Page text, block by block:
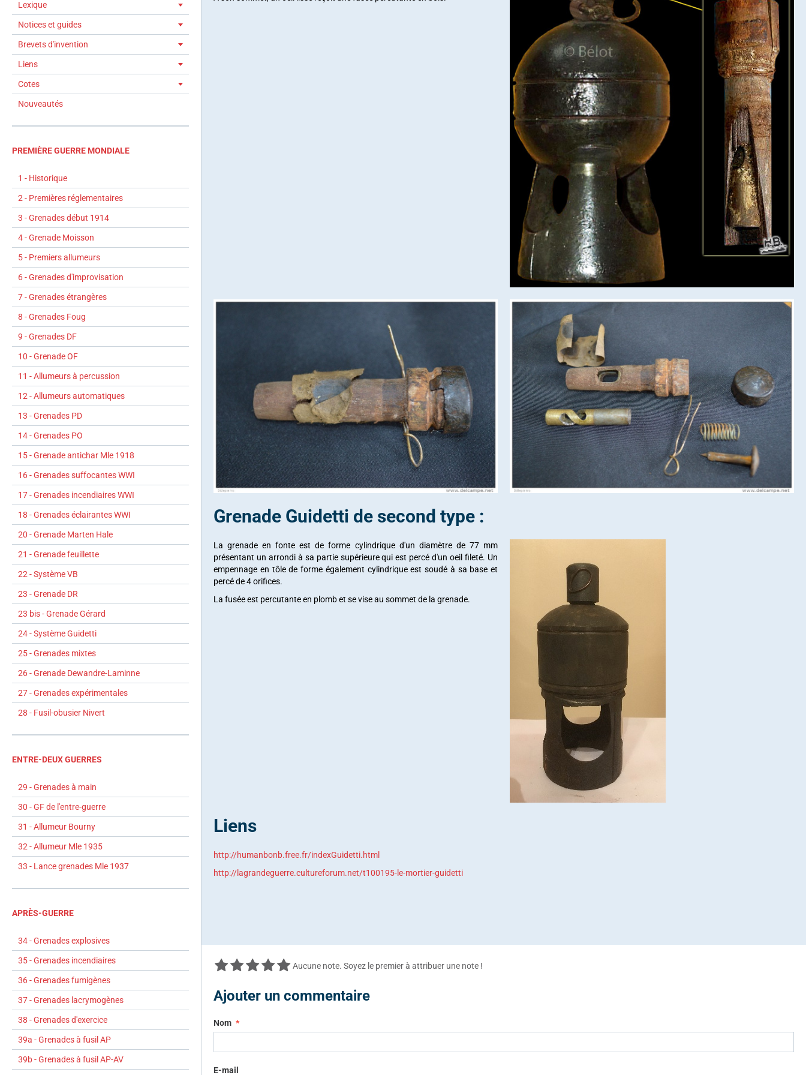
Grenade Guidetti de second type :
La grenade en fonte est de forme cylindrique d'un diamètre de 77 mm
présentant un arrondi à sa partie supérieure qui est percé d'un oeil fileté. Un
empennage en tôle de forme également cylindrique est soudé à sa base et
percé de 4 orifices.
La fusée est percutante en plomb et se vise au sommet de la grenade.
Liens
http://humanbonb.free.fr/indexGuidetti.html
http://lagrandeguerre.cultureforum.net/t100195-le-mortier-guidetti
Aucune note. Soyez le premier à attribuer une note !
Ajouter un commentaire
Nom
E-mail
Lexique
Notices et guides
Brevets d'invention
Liens
Cotes
Nouveautés
PREMIÈRE GUERRE MONDIALE
1 - Historique
2 - Premières réglementaires
3 - Grenades début 1914
4 - Grenade Moisson
5 - Premiers allumeurs
6 - Grenades d'improvisation
7 - Grenades étrangères
8 - Grenades Foug
9 - Grenades DF
10 - Grenade OF
11 - Allumeurs à percussion
12 - Allumeurs automatiques
13 - Grenades PD
14 - Grenades PO
15 - Grenade antichar Mle 1918
16 - Grenades suffocantes WWI
17 - Grenades incendiaires WWI
18 - Grenades éclairantes WWI
20 - Grenade Marten Hale
21 - Grenade feuillette
22 - Système VB
23 - Grenade DR
23 bis - Grenade Gérard
24 - Système Guidetti
25 - Grenades mixtes
26 - Grenade Dewandre-Laminne
27 - Grenades expérimentales
28 - Fusil-obusier Nivert
ENTRE-DEUX GUERRES
29 - Grenades à main
30 - GF de l'entre-guerre
31 - Allumeur Bourny
32 - Allumeur Mle 1935
33 - Lance grenades Mle 1937
APRÈS-GUERRE
34 - Grenades explosives
35 - Grenades incendiaires
36 - Grenades fumigènes
37 - Grenades lacrymogènes
38 - Grenades d'exercice
39a - Grenades à fusil AP
39b - Grenades à fusil AP-AV